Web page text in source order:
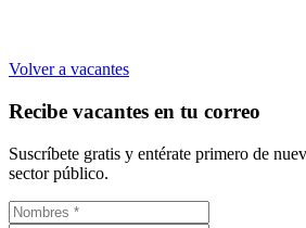
Volver a vacantes
Recibe vacantes en tu correo
Suscríbete gratis y entérate primero de
sector público.